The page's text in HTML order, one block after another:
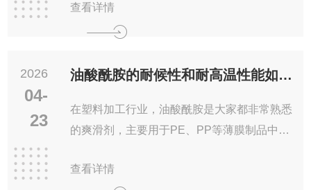
特殊工艺复配而成的浓缩颗粒。其核心使命是
查看详情
2026
04-
23
油酸酰胺的耐候性和耐高温性能如何？
在塑料加工行业，油酸酰胺是大家都非常熟悉
的爽滑剂，主要用于PE、PP等薄膜制品中，
多朋友在实际生产中可能会遇到这样的问题
查看详情